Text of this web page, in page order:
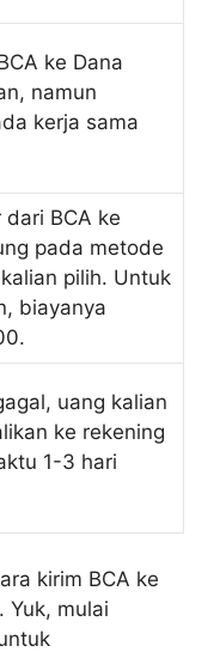
ke Dana
namun
kerja sama
BCA ke
pada metode
pilih. Untuk
biayanya
uang kalian
ke rekening
1-3 hari
kirim BCA ke
Yuk, mulai